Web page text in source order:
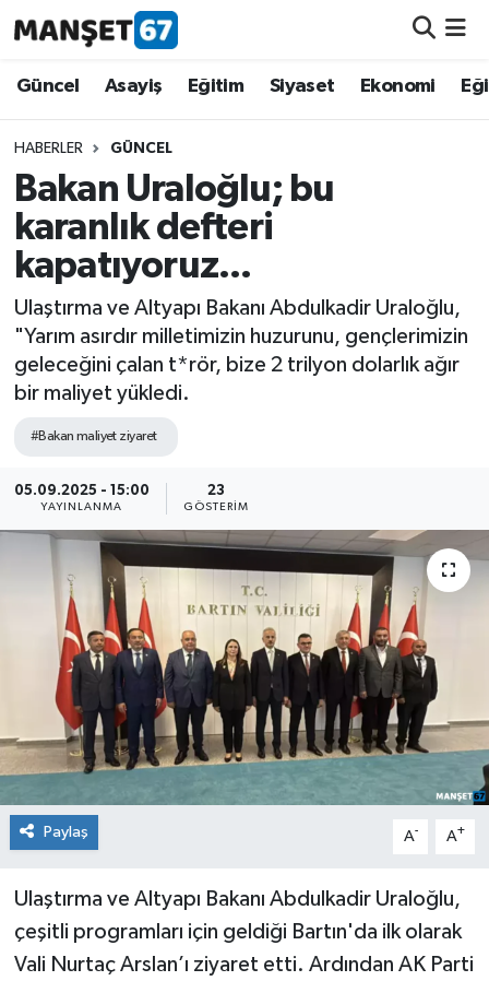
Güncel Asayiş Eğitim Siyaset Ekonomi
HABERLER GÜNCEL
Bakan Uraloğlu; bu
karanlık defteri
kapatıyoruz...
Ulaştırma ve Altyapı Bakanı Abdulkadir Uraloğlu,
"Yarım asırdır milletimizin huzurunu, gençlerimizin
geleceğini çalan t*rör, bize 2 trilyon dolarlık ağır
bir maliyet yükledi.
#Bakan maliyet ziyaret
05.09.2025 - 15:00
YAYINLANMA
23
GÖSTERIM
Paylaş A- A+
Ulaştırma ve Altyapı Bakanı Abdulkadir Uraloğlu,
çeşitli programları için geldiği Bartın'da ilk olarak
Vali Nurtaç Arslan’ı ziyaret etti. Ardından AK Parti
Güncel
Asayiş
Siyaset
Spor
Eğitim
Ekonomi
Medya
Mizah
Röportaj
Teknoloji